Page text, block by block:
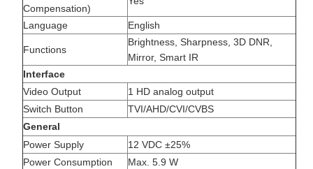
Compensation)
Language English
Functions
Brightness, Sharpness, 3D DNR,
Mirror, Smart IR
Interface
Video Output
1 HD analog output
Switch Button
TVI/AHD/CVI/CVBS
General
Power Supply
12 VDC ±25%
Power Consumption
Max. 5.9 W